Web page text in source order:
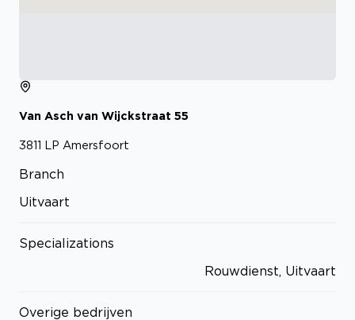
Van Asch van Wijckstraat 55
3811 LP Amersfoort
Branch
Uitvaart
Specializations
Rouwdienst, Uitvaart
Overige bedrijven